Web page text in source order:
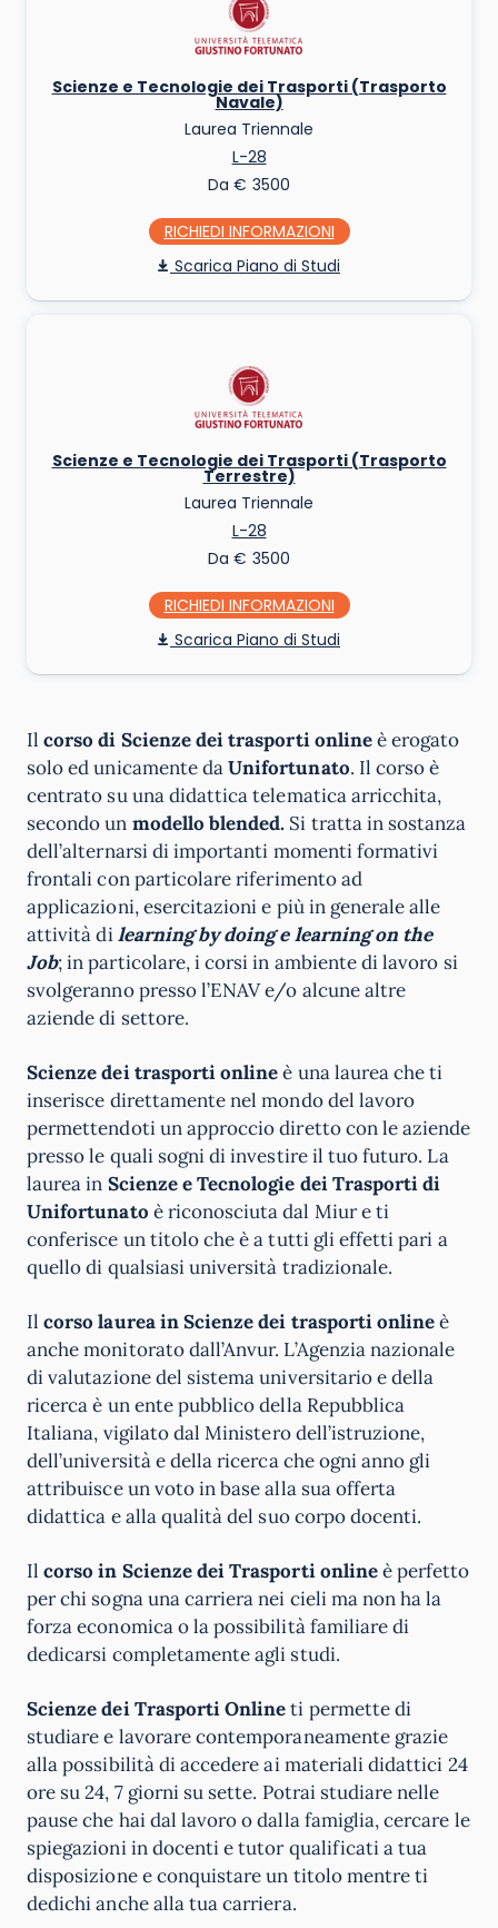
Scienze e Tecnologie dei Trasporti (Trasporto
Navale)
Laurea Triennale
L-28
Da € 3500
RICHIEDI INFO
Piano di Studi
Scienze e Tecnologie dei Trasporti (Trasporto
Terrestre)
Laurea Triennale
L-28
Da € 3500
RICHIEDI INFO
Piano di Studi
Ilcorso di Scienze dei trasporti onlineè erogato
solo ed unicamente daUnifortunato. Il corso è
centrato su una didattica telematica arricchita,
secondo un modello blended. Si tratta in sostanza
dell’alternarsi di importanti momenti formativi
frontali con particolare riferimento ad
applicazioni, esercitazioni e più in generale alle
attività dilearning by doing e learning on the
Job; in particolare, i corsi in ambiente di lavoro si
svolgeranno presso l’ENAV e/o alcune altre
aziende di settore.
Scienze dei trasporti onlineè una laurea che ti
inserisce direttamente nel mondo del lavoro
permettendoti un approccio diretto con le aziende
presso le quali sogni di investire il tuo futuro. La
laurea in Scienze e Tecnologie dei Trasporti di
Unifortunato è riconosciuta dal Miur e ti
conferisce un titolo che è a tutti gli effetti pari a
quello di qualsiasi università tradizionale.
Ilcorso laurea in Scienze dei trasporti onlineè
anche monitorato dall’Anvur. L’Agenzia nazionale
di valutazione del sistema universitario e della
ricerca è un ente pubblico della Repubblica
Italiana, vigilato dal Ministero dell’istruzione,
dell’università e della ricerca che ogni anno gli
attribuisce un voto in base alla sua offerta
didattica e alla qualità del suo corpo docenti.
Ilcorso in Scienze dei Trasporti onlineè perfetto
per chi sogna una carriera nei cieli ma non ha la
forza economica o la possibilità familiare di
dedicarsi completamente agli studi.
Scienze dei Trasporti Onlineti permette di
studiare e lavorare contemporaneamente grazie
alla possibilità di accedere ai materiali didattici 24
ore su 24, 7 giorni su sette. Potrai studiare nelle
pause che hai dal lavoro o dalla famiglia, cercare le
spiegazioni in docenti e tutor qualificati a tua
disposizione e conquistare un titolo mentre ti
dedichi anche alla tua carriera.